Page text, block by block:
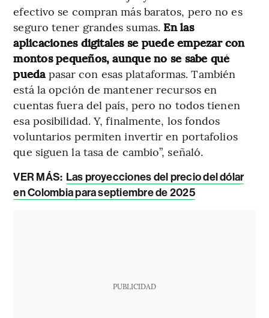
efectivo se compran más baratos, pero no es
seguro tener grandes sumas. En las
aplicaciones digitales se puede empezar con
montos pequeños, aunque no se sabe qué
puedapasar con esas plataformas. También
está la opción de mantener recursos en
cuentas fuera del país, pero no todos tienen
esa posibilidad. Y, finalmente, los fondos
voluntarios permiten invertir en portafolios
que siguen la tasa de cambio”, señaló.
VER MÁS: Las proyecciones del precio del dólar
en Colombia para septiembre de 2025
PUBLICIDAD